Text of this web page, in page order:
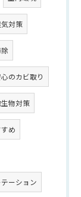
対策
のカビ取り
物対策
め
ーション